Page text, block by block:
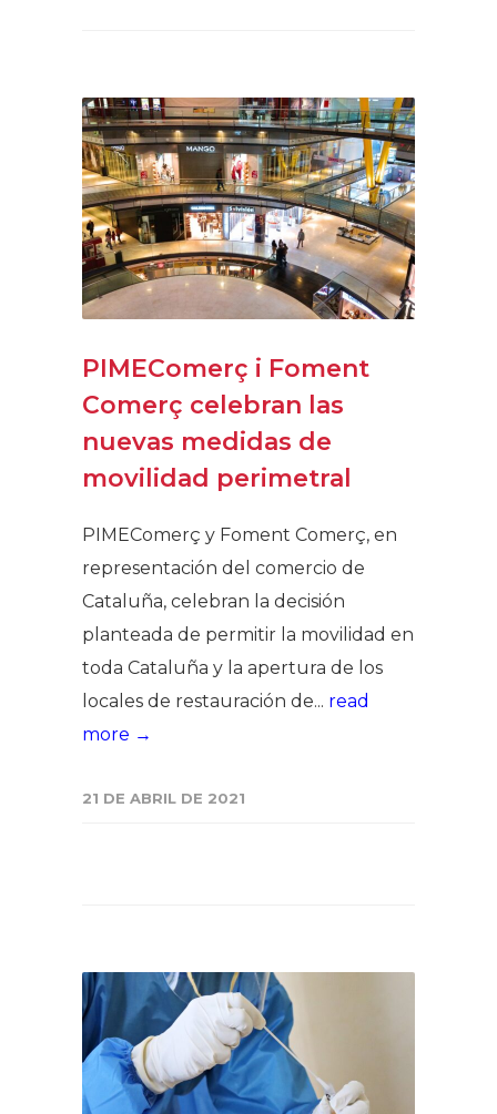
PIMEComerç i Foment
Comerç celebran las
nuevas medidas de
movilidad perimetral
PIMEComerç y Foment Comerç, en
representación del comercio de
Cataluña, celebran la decisión
planteada de permitir la movilidad en
toda Cataluña y la apertura de los
locales de restauración de... read
more →
21 DE ABRIL DE 2021